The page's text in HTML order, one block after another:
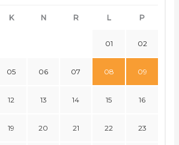
K N R L P
01 02
05 06 07 08 09
12 13 14 15 16
19 20 21 22 23